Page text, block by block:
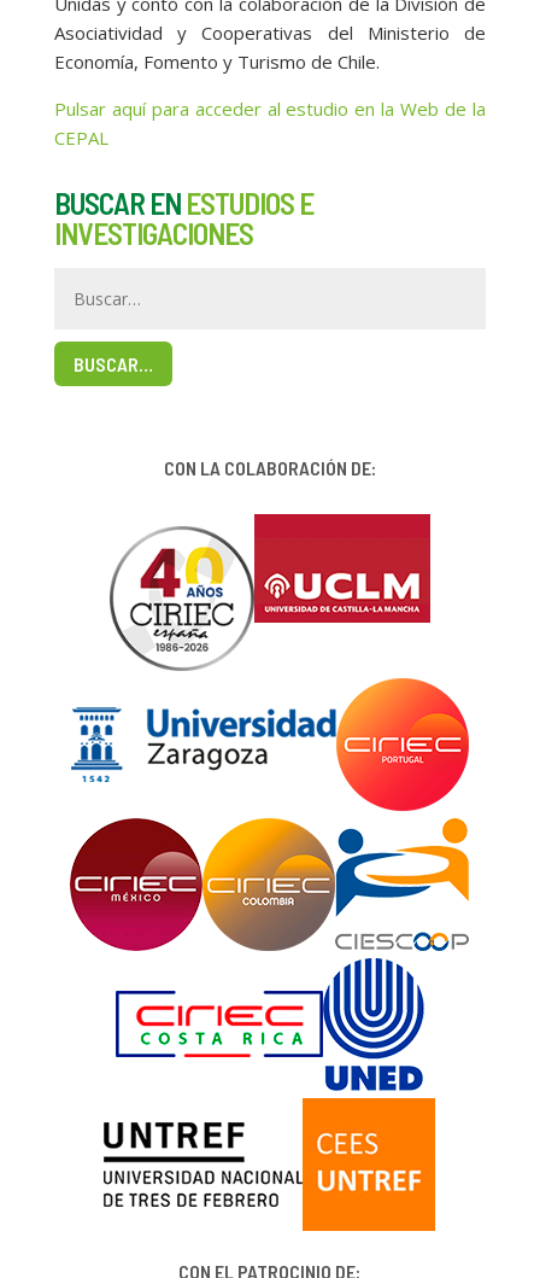
Asociatividad y Cooperativas del Ministerio de
Economía, Fomento y Turismo de Chile.
Pulsar aquí para acceder al estudio en la Web de la
CEPAL
BUSCAR EN ESTUDIOS E
INVESTIGACIONES
BUSCAR…
CON LA COLABORACIÓN DE:
CON EL PATROCINIO DE: